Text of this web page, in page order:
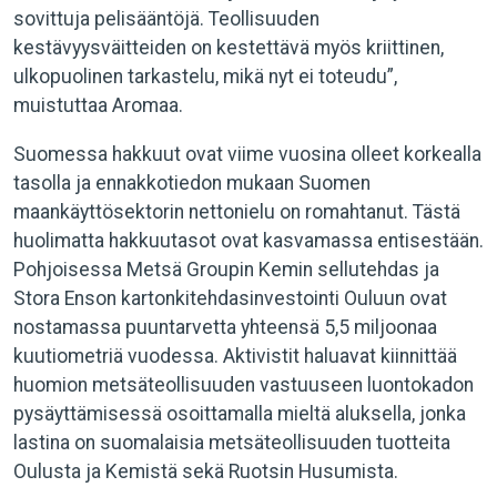
sovittuja pelisääntöjä. Teollisuuden
kestävyysväitteiden on kestettävä myös kriittinen,
ulkopuolinen tarkastelu, mikä nyt ei toteudu”,
muistuttaa Aromaa.
Suomessa hakkuut ovat viime vuosina olleet korkealla
tasolla ja ennakkotiedon mukaan Suomen
maankäyttösektorin nettonielu on romahtanut. Tästä
huolimatta hakkuutasot ovat kasvamassa entisestään.
Pohjoisessa Metsä Groupin Kemin sellutehdas ja
Stora Enson kartonkitehdasinvestointi Ouluun ovat
nostamassa puuntarvetta yhteensä 5,5 miljoonaa
kuutiometriä vuodessa. Aktivistit haluavat kiinnittää
huomion metsäteollisuuden vastuuseen luontokadon
pysäyttämisessä osoittamalla mieltä aluksella, jonka
lastina on suomalaisia metsäteollisuuden tuotteita
Oulusta ja Kemistä sekä Ruotsin Husumista.